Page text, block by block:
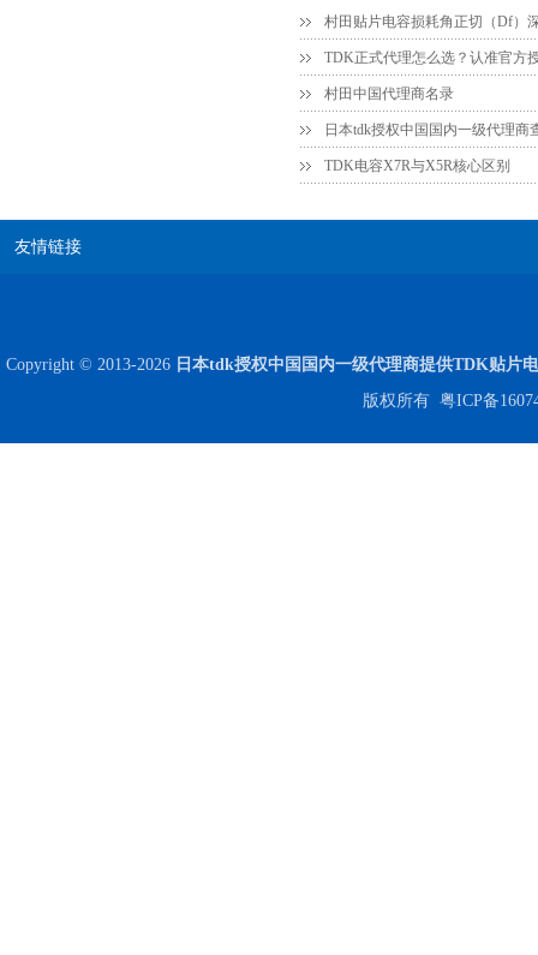
村田中国代理商名录
日本tdk授权中国国内一级代理商
TDK电容X7R与X5R核心区别
友情链接
Copyright © 2013-2026 日本tdk授权中国国内一级代理商提供TDK贴片
版权所有 粤ICP备